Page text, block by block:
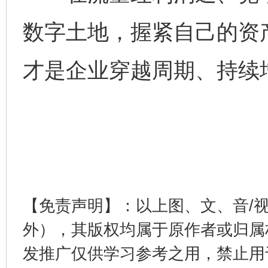
数字土地，握紧自己的
才是企业穿越周期、持
【免责声明】：以上图、文、音/
外），其版权均属于原作者或归
发推广仅供学习参考之用，禁止
完善运行机制助力责任有效落实 一纸欠
东山县通报“牛蛙产品抗生素超标问题” 法